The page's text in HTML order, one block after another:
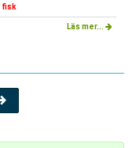
fisk
Läs mer...